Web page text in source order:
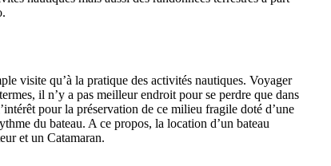
visite qu’à la pratique des activités nautiques. Voyager
il n’y a pas meilleur endroit pour se perdre que dans
pour la préservation de ce milieu fragile doté d’une
du bateau. A ce propos, la location d’un bateau
et un Catamaran.